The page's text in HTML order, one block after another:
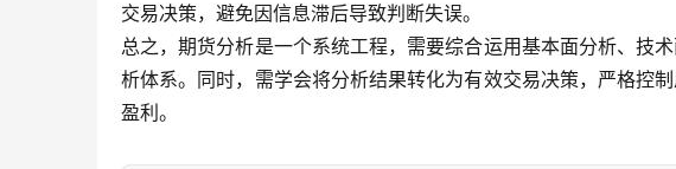
交易决策，避免因信息滞后导致判断失误。
总之，期货分析是一个系统工程，需要综合运用基本面分析、技
析体系。同时，需学会将分析结果转化为有效交易决策，严格控
盈利。